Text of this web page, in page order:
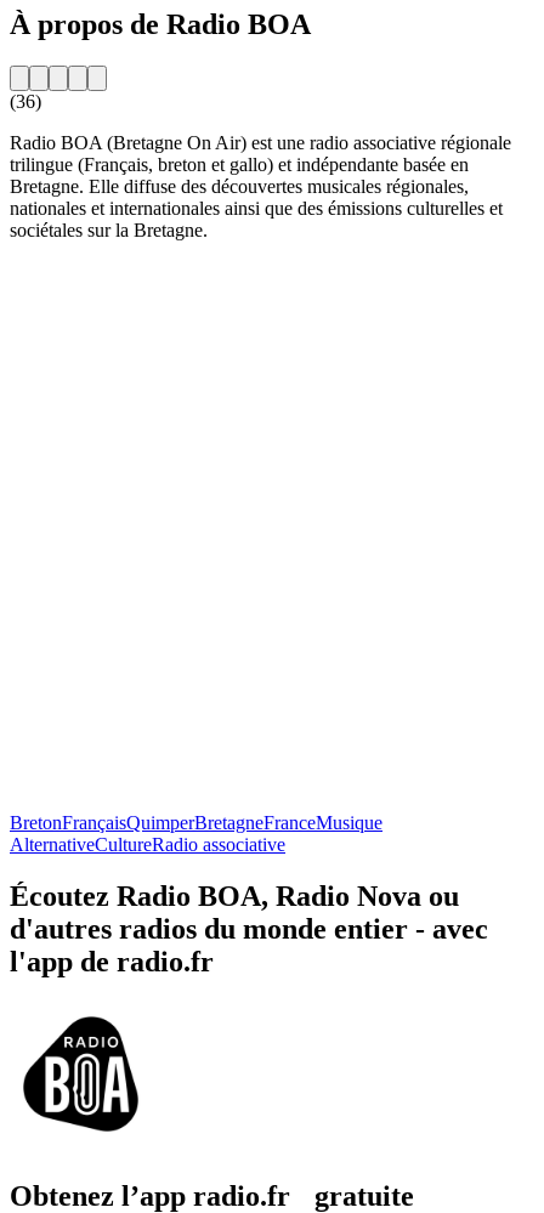
À propos de Radio BOA
(36)
Radio BOA (Bretagne On Air) est une radio associative régionale
trilingue (Français, breton et gallo) et indépendante basée en
Bretagne. Elle diffuse des découvertes musicales régionales,
nationales et internationales ainsi que des émissions culturelles et
sociétales sur la Bretagne.
BretonFrançaisQuimperBretagneFranceMusique
AlternativeCultureRadio associative
Écoutez Radio BOA, Radio Nova ou
d'autres radios du monde entier - avec
l'app de radio.fr
Obtenez l’app radio.fr gratuite